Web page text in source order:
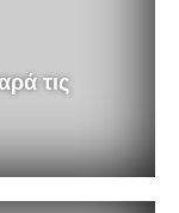
τις